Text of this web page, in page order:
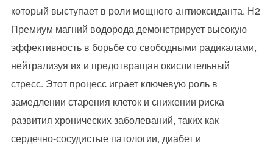
который выступает в роли мощного антиоксиданта. Н2
Премиум магний водорода демонстрирует высокую
эффективность в борьбе со свободными радикалами,
нейтрализуя их и предотвращая окислительный
стресс. Этот процесс играет ключевую роль в
замедлении старения клеток и снижении риска
развития хронических заболеваний, таких как
сердечно-сосудистые патологии, диабет и